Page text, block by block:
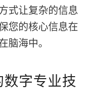
式让复杂的信息
您的核心信息在
脑海中。
字专业技